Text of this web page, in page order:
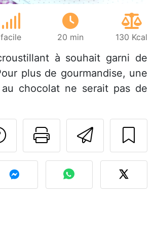
facile 20 min 130 Kcal
à souhait garni de
plus de gourmandise, une
chocolat ne serait pas de
Imprimer
Poser une
votre photo de